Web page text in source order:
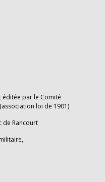
éditée par le Comité
loi de 1901)
de Rancourt